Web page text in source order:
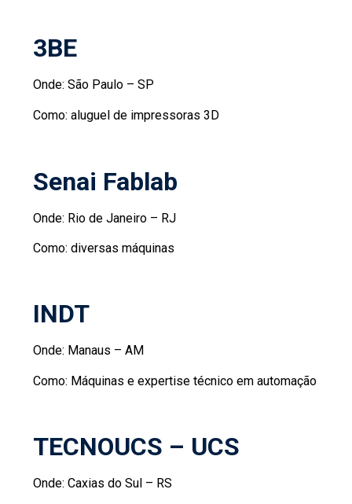
3BE
Onde: São Paulo – SP
Como: aluguel de impressoras 3D
Senai Fablab
Onde: Rio de Janeiro – RJ
Como: diversas máquinas
INDT
Onde: Manaus – AM
Como: Máquinas e expertise técnico em automação
TECNOUCS – UCS
Onde: Caxias do Sul – RS